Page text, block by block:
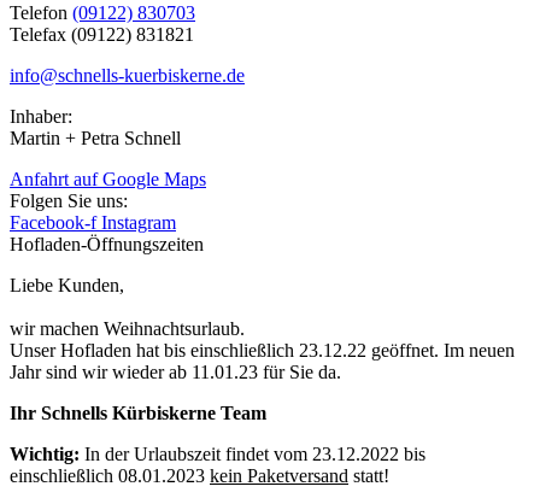
Telefon (09122) 830703
Telefax (09122) 831821
info@schnells-kuerbiskerne.de
Inhaber:
Martin + Petra Schnell
Anfahrt auf Google Maps
Folgen Sie uns:
Facebook-f Instagram
Hofladen-Öffnungszeiten
Liebe Kunden,
wir machen Weihnachtsurlaub.
Unser Hofladen hat bis einschließlich 23.12.22 geöffnet. Im neuen
Jahr sind wir wieder ab 11.01.23 für Sie da.
Ihr Schnells Kürbiskerne Team
Wichtig: In der Urlaubszeit findet vom 23.12.2022 bis
einschließlich 08.01.2023 kein Paketversand statt!